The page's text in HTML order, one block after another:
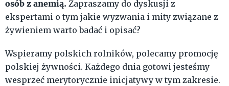
osób z anemią. Zapraszamy do dyskusji z
ekspertami o tym jakie wyzwania i mity związane z
żywieniem warto badać i opisać?
Wspieramy polskich rolników, polecamy promocję
polskiej żywności. Każdego dnia gotowi jesteśmy
wesprzeć merytorycznie inicjatywy w tym zakresie.